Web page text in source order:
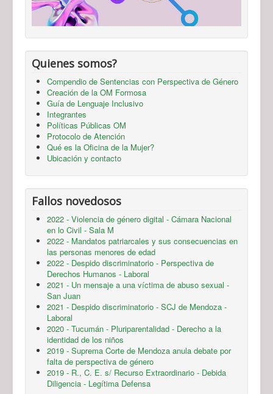
Quienes somos?
Compendio de Sentencias con Perspectiva de Género
Creación de la OM Formosa
Guía de Lenguaje Inclusivo
Integrantes
Políticas Públicas OM
Protocolo de Atención
Qué es la Oficina de la Mujer?
Ubicación y contacto
Fallos novedosos
2022 - Violencia de género digital - Cámara Nacional
en lo Civil - Sala M
2022 - Mandatos patriarcales y sus consecuencias en
las personas menores de edad
2022 - Despido discriminatorio - Perspectiva de
Derechos Humanos - Laboral
2021 - Un mensaje a una víctima de abuso sexual -
San Juan
2021 - Despido discriminatorio - SCJ de Mendoza -
Laboral
2020 - Tucumán - Pluriparentalidad - Derecho a la
identidad de los niños
2019 - Suprema Corte de Mendoza anula debate por
falta de perspectiva de género
2019 - R., C. E. s/ Recurso Extraordinario - Debida
Diligencia - Legítima Defensa